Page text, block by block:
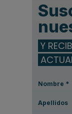
Y
Nombre *
Apellidos